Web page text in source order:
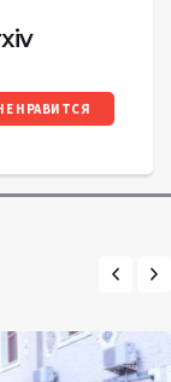
НРАВИТСЯ